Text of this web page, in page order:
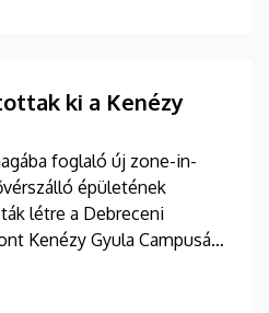
az Elnöki Hivatalban.
ki a Kenézy
foglaló új zone-in-
épületének
létre a Debreceni
Kenézy Gyula Campusán.
augusztusban nyitják meg